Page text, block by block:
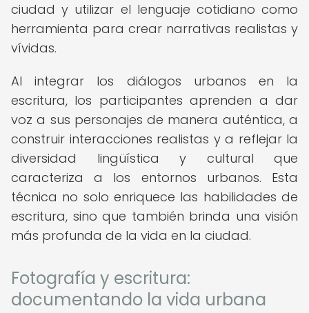
ciudad y utilizar el lenguaje cotidiano como
herramienta para crear narrativas realistas y
vívidas.
Al integrar los diálogos urbanos en la
escritura, los participantes aprenden a dar
voz a sus personajes de manera auténtica, a
construir interacciones realistas y a reflejar la
diversidad lingüística y cultural que
caracteriza a los entornos urbanos. Esta
técnica no solo enriquece las habilidades de
escritura, sino que también brinda una visión
más profunda de la vida en la ciudad.
Fotografía y escritura:
documentando la vida urbana